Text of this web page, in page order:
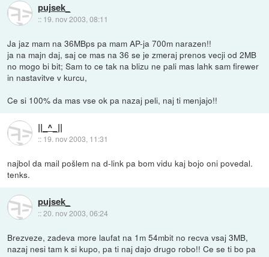
pujsek_
:: 19. nov 2003, 08:11
Ja jaz mam na 36MBps pa mam AP-ja 700m narazen!!
ja na majn daj, saj ce mas na 36 se je zmeraj prenos vecji od 2MB
no mogo bi bit; Sam to ce tak na blizu ne pali mas lahk sam firewer
in nastavitve v kurcu,
Ce si 100% da mas vse ok pa nazaj peli, naj ti menjajo!!
||_^_||
:: 19. nov 2003, 11:31
najbol da mail pošlem na d-link pa bom vidu kaj bojo oni povedal.
tenks.
pujsek_
::20. nov 2003, 06:24
Brezveze, zadeva more laufat na 1m 54mbit no recva vsaj 3MB,
nazaj nesi tam k si kupo, pa ti naj dajo drugo robo!! Ce se ti bo pa